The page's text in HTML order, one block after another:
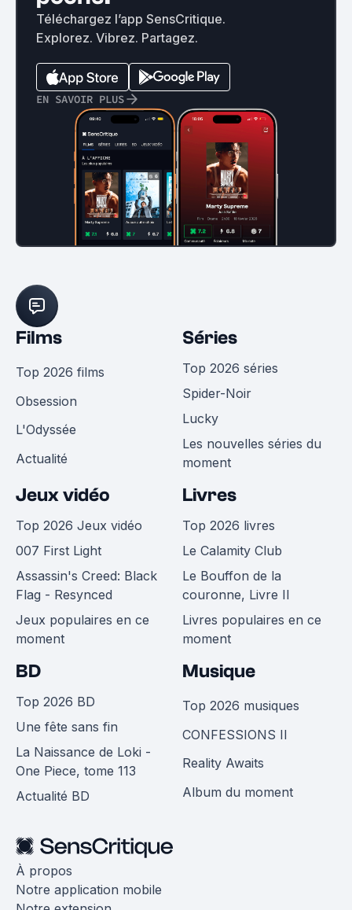
Téléchargez l’app SensCritique.
Explorez. Vibrez. Partagez.
EN SAVOIR PLUS
Films
Top 2026 films
Obsession
L'Odyssée
Actualité
Séries
Top 2026 séries
Spider-Noir
Lucky
Les nouvelles séries du
moment
Jeux vidéo
Top 2026 Jeux vidéo
007 First Light
Assassin's Creed: Black
Flag - Resynced
Jeux populaires en ce
moment
Livres
Top 2026 livres
Le Calamity Club
Le Bouffon de la
couronne, Livre II
Livres populaires en ce
moment
BD
Top 2026 BD
Une fête sans fin
La Naissance de Loki -
One Piece, tome 113
Actualité BD
Musique
Top 2026 musiques
CONFESSIONS II
Reality Awaits
Album du moment
À propos
Notre application mobile